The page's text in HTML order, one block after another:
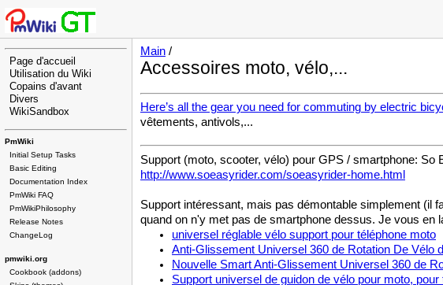
Page d'accueil
Utilisation du Wiki
Copains d'avant
Divers
WikiSandbox
PmWiki
Initial Setup Tasks
Basic Editing
Documentation Index
PmWiki FAQ
PmWikiPhilosophy
Release Notes
ChangeLog
pmwiki.org
Cookbook (addons)
Main /
Accessoires moto, vélo,...
Here’s all the gear you need for commuting by electric
vêtements, antivols,...
Support (moto, scooter, vélo) pour GPS / smartphone: So
http://www.soeasyrider.com/soeasyrider-home.html
Support intéressant, mais pas démontable simplement (il
quand on n'y met pas de smartphone dessus. Je vous en
universel réglable vélo support pour téléphone moto
Anti-Glissement Universel 360 de Rotation De Vélo
Nouvelle Smart Anti-Glissement Universel 360 de
Support universel de guidon de vélo pour moto, pour